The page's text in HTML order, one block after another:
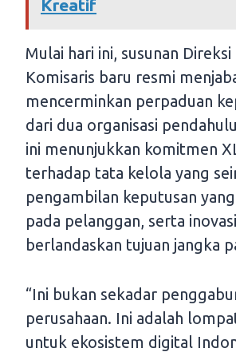
Kreatif
Mulai hari ini, susunan
Komisaris baru resmi
mencerminkan perpaduan
dari dua organisasi
ini menunjukkan komitmen
terhadap tata kelola yang
pengambilan keputusan
pada pelanggan, serta
berlandaskan tujuan jangka
“Ini bukan sekadar
perusahaan. Ini adalah
untuk ekosistem digital